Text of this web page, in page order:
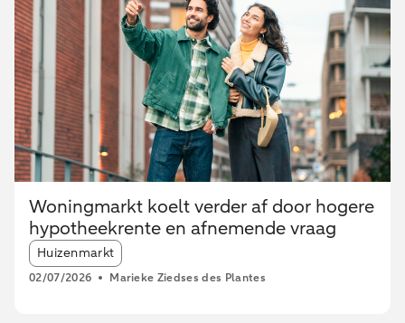
Woningmarkt koelt verder af door hogere
hypotheekrente en afnemende vraag
Article tags:
Huizenmarkt
02/07/2026 Marieke Ziedses des Plantes